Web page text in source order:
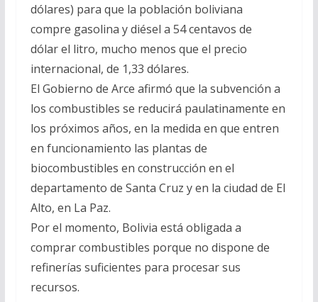
dólares) para que la población boliviana
compre gasolina y diésel a 54 centavos de
dólar el litro, mucho menos que el precio
internacional, de 1,33 dólares.
El Gobierno de Arce afirmó que la subvención a
los combustibles se reducirá paulatinamente en
los próximos años, en la medida en que entren
en funcionamiento las plantas de
biocombustibles en construcción en el
departamento de Santa Cruz y en la ciudad de El
Alto, en La Paz.
Por el momento, Bolivia está obligada a
comprar combustibles porque no dispone de
refinerías suficientes para procesar sus
recursos.